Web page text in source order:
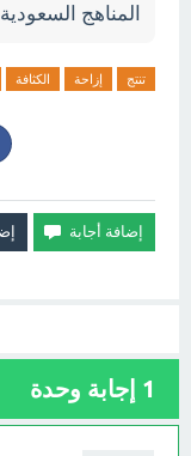
المناهج
تنتج إزاحة الكثافة
1 إجابة وحدة